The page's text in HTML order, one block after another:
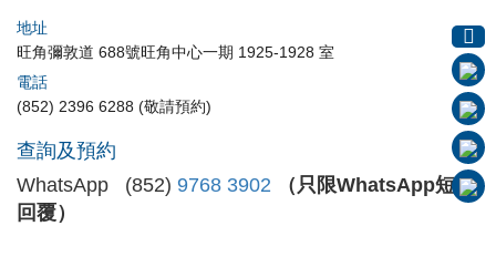
地址
旺角彌敦道 688號旺角中心一期 1925-1928 室
電話
(852) 2396 6288 (敬請預約)
查詢及預約
WhatsApp (852) 9768 3902
（只限WhatsApp短訊
回覆）